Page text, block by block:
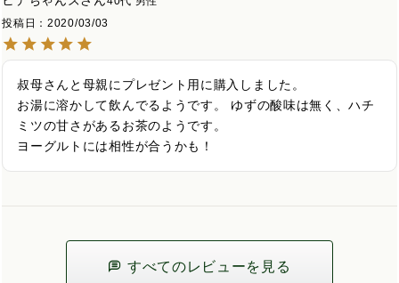
投稿日
2020/03/03
叔母さんと母親にプレゼント用に購入しました。
お湯に溶かして飲んでるようです。 ゆずの酸味は無く、ハチ
ミツの甘さがあるお茶のようです。
ヨーグルトには相性が合うかも！
すべてのレビューを見る